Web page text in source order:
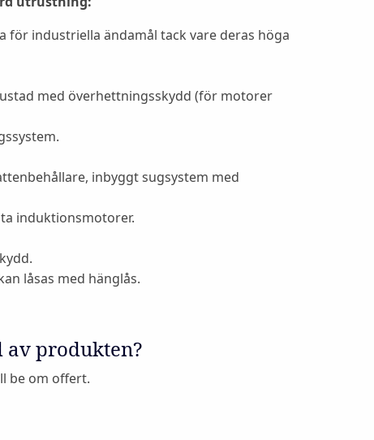
för industriella ändamål tack vare deras höga
med överhettningsskydd (för motorer
inbyggt sugsystem med
induktionsmotorer.
låsas med hänglås.
av produkten?
be om offert.